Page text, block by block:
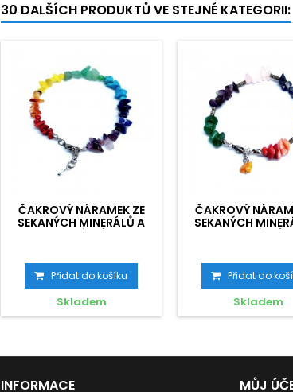
30 DALŠÍCH PRODUKTŮ VE STEJNÉ KATEGORII:
ČAKROVÝ NÁRAMEK ZE
SEKANÝCH MINERÁLŮ A
Přidat do košíku
Skladem
ČAKROVÝ
SEKANÝCH
Přidat do
Skladem
INFORMACE MŮJ